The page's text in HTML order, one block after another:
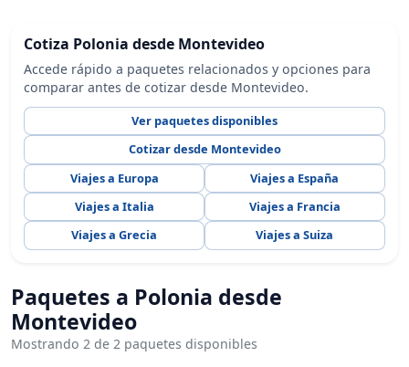
Cotiza Polonia desde Montevideo
Accede rápido a paquetes relacionados y opciones para
comparar antes de cotizar desde Montevideo.
Ver paquetes disponibles
Cotizar desde Montevideo
Viajes a Europa
Viajes a España
Viajes a Italia
Viajes a Francia
Viajes a Grecia
Viajes a Suiza
Paquetes a Polonia desde
Montevideo
Mostrando 2 de 2 paquetes disponibles